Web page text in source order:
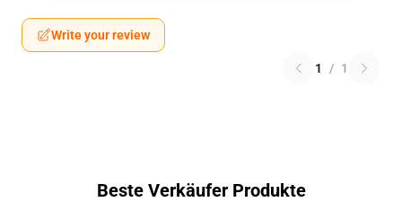
Write your review
1 / 1
Beste Verkäufer Produkte